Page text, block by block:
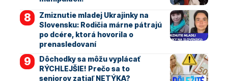
Zmiznutie mladej Ukrajinky na
Slovensku: Rodičia márne pátrajú
po dcére, ktorá hovorila o
prenasledovaní
Dôchodky sa môžu vyplácať
RÝCHLEJŠIE! Prečo sa to
seniorov zatiaľ NETÝKA?